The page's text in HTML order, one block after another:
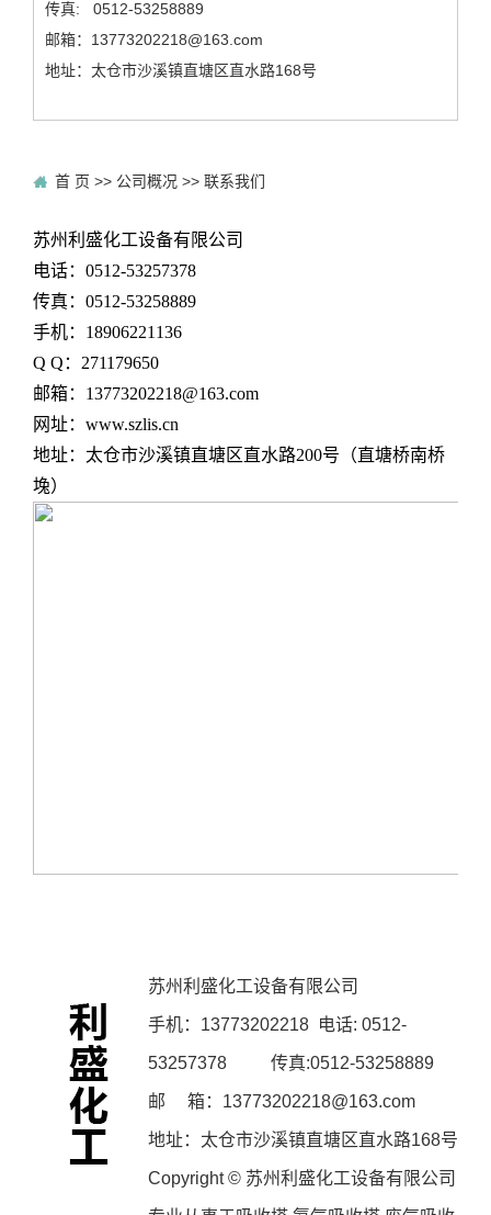
传真: 0512-53258889
邮箱：13773202218@163.com
地址：太仓市沙溪镇直塘区直水路168号
首 页 >> 公司概况 >> 联系我们
苏州利盛化工设备有限公司
电话：0512-53257378
传真：0512-53258889
手机：18906221136
Q Q：271179650
邮箱：13773202218@163.com
网址：www.szlis.cn
地址：太仓市沙溪镇直塘区直水路200号（直塘桥南桥
堍）
苏州利盛化工设备有限公司
手机： 13773202218电话: 0512-
53257378 传真:0512-53258889
邮 箱：13773202218@163.com
地址：太仓市沙溪镇直塘区直水路168号
Copyright © 苏州利盛化工设备有限公司